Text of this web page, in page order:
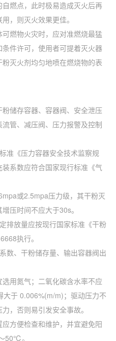
燃点，此时极易造成灭火后再
，则灭火效果更佳。
燃物火灾时，应对准燃烧最猛
件许可，使用者可提着灭火器
灭火剂均匀地喷在燃烧物的表
储存容器、容器阀、安全泄压
管、减压阀、压力报警及控制
准《压力容器安全技术监察规
系数应符合国家现行标准《气
或2.5mpa压力级，其干粉灭
压时间不应大于30s。
排放量应按现行国家标准《干粉
执行。
数、干粉储存量、输出容器阀出
用氮气；二氧化碳含水率不应
于 0.006%(m/m)；驱动压力不
，否则易引发安全事故。
方便检查和维护，并宜避免阳
50℃。